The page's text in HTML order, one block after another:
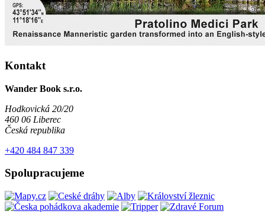
Kontakt
Wander Book s.r.o.
Hodkovická 20/20
460 06 Liberec
Česká republika
+420 484 847 339
Spolupracujeme